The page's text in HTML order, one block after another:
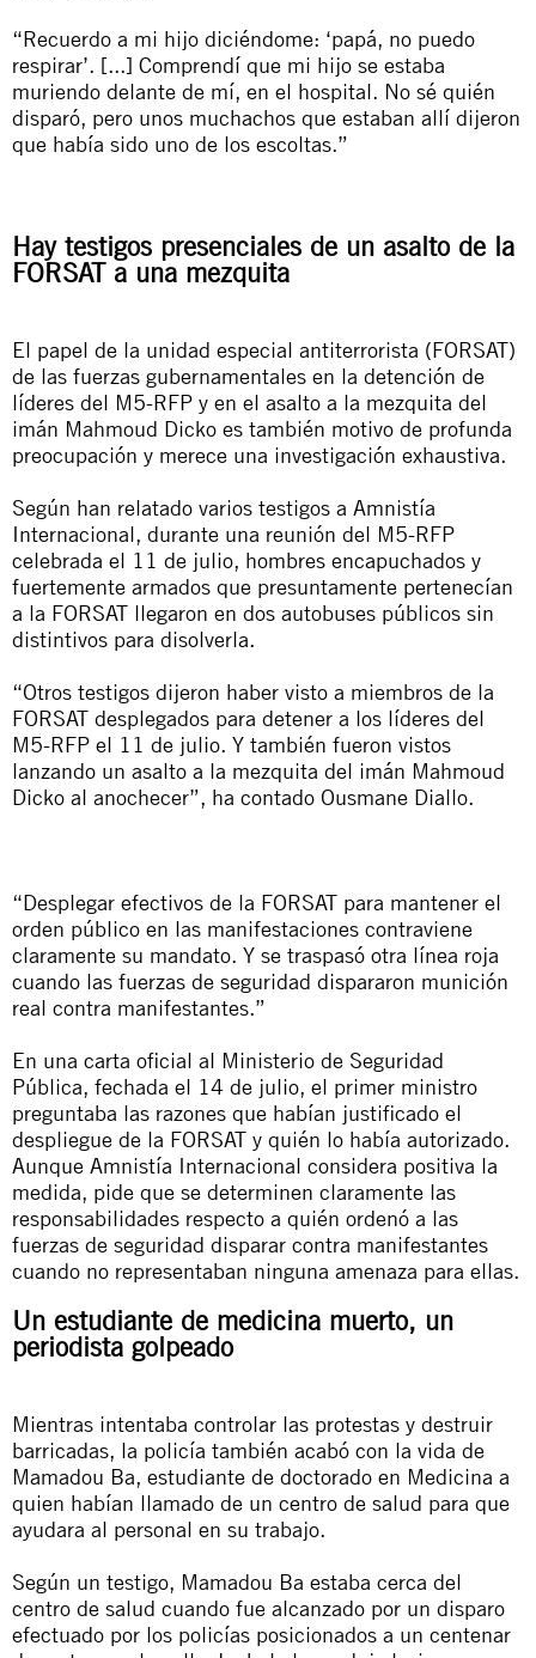
“Recuerdo a mi hijo diciéndome: ‘papá, no puedo
respirar’. [...] Comprendí que mi hijo se estaba
muriendo delante de mí, en el hospital. No sé quién
disparó, pero unos muchachos que estaban allí dijeron
que había sido uno de los escoltas.”
Hay testigos presenciales de un asalto de la
FORSAT a una mezquita
El papel de la unidad especial antiterrorista (FORSAT)
de las fuerzas gubernamentales en la detención de
líderes del M5-RFP y en el asalto a la mezquita del
imán Mahmoud Dicko es también motivo de profunda
preocupación y merece una investigación exhaustiva.
Según han relatado varios testigos a Amnistía
Internacional, durante una reunión del M5-RFP
celebrada el 11 de julio, hombres encapuchados y
fuertemente armados que presuntamente pertenecían
a la FORSAT llegaron en dos autobuses públicos sin
distintivos para disolverla.
“Otros testigos dijeron haber visto a miembros de la
FORSAT desplegados para detener a los líderes del
M5-RFP el 11 de julio. Y también fueron vistos
lanzando un asalto a la mezquita del imán Mahmoud
Dicko al anochecer”, ha contado Ousmane Diallo.
“Desplegar efectivos de la FORSAT para mantener el
orden público en las manifestaciones contraviene
claramente su mandato. Y se traspasó otra línea roja
cuando las fuerzas de seguridad dispararon munición
real contra manifestantes.”
En una carta oficial al Ministerio de Seguridad
Pública, fechada el 14 de julio, el primer ministro
preguntaba las razones que habían justificado el
despliegue de la FORSAT y quién lo había autorizado.
Aunque Amnistía Internacional considera positiva la
medida, pide que se determinen claramente las
responsabilidades respecto a quién ordenó a las
fuerzas de seguridad disparar contra manifestantes
cuando no representaban ninguna amenaza para ellas.
Un estudiante de medicina muerto, un
periodista golpeado
Mientras intentaba controlar las protestas y destruir
barricadas, la policía también acabó con la vida de
Mamadou Ba, estudiante de doctorado en Medicina a
quien habían llamado de un centro de salud para que
ayudara al personal en su trabajo.
Según un testigo, Mamadou Ba estaba cerca del
centro de salud cuando fue alcanzado por un disparo
efectuado por los policías posicionados a un centenar